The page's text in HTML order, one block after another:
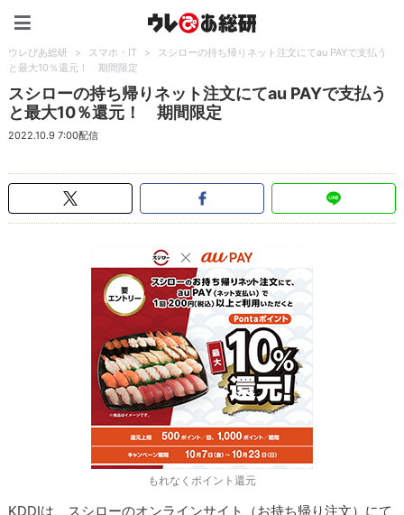
ウレぴあ総研 > スマホ・IT >
スシローの持ち帰りネット注文にてau PAYで支払う
と最大10％還元！ 期間限定
スシローの持ち帰りネット注文にてau PAYで支払う
と最大10％還元！ 期間限定
2022.10.9 7:00配信
もれなくポイント還元
KDDIは、スシローのオンラインサイト（お持ち帰り注文）にて